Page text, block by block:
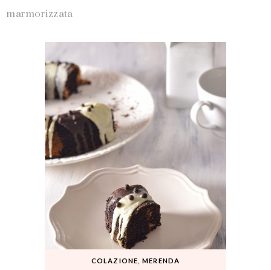
marmorizzata
COLAZIONE ,MERENDA